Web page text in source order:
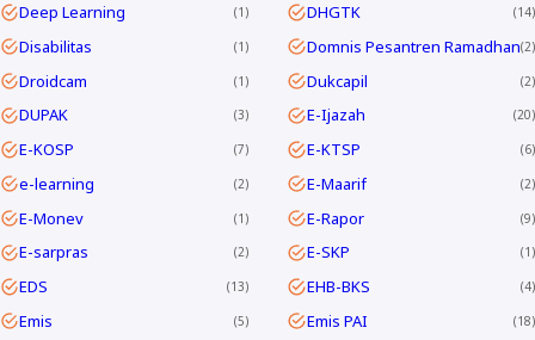
Deep Learning 1 DHGTK 14
Disabilitas 1 Domnis Pesantren Ramadhan 2
Droidcam 1 Dukcapil 2
DUPAK 3 E-Ijazah 20
E-KOSP 7 E-KTSP 6
e-learning 2 E-Maarif 2
E-Monev 1 E-Rapor 9
E-sarpras 2 E-SKP 1
EDS 13 EHB-BKS 4
Emis 5 Emis PAI 18